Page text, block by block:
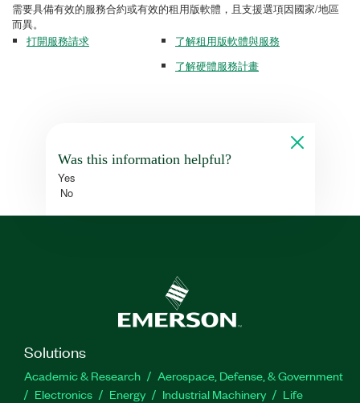
需要具備有效的服務合約或有效的租用版軟體，且支援選項因國家/地區
而異。
打開服務請求
了解租用版軟體與服務
了解硬體服務計畫
Was this information helpful?
Yes
No
Solutions
Academic & Research
Aerospace, Defense, & Government
Electronics
Energy Industrial Machinery
Life